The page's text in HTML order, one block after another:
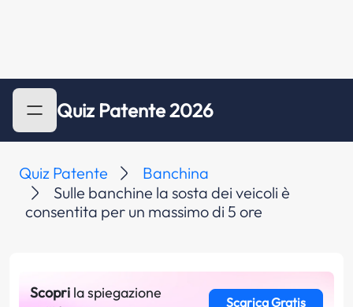
Quiz Patente 2026
Quiz Patente
Banchina
Sulle banchine la sosta dei veicoli è
consentita per un massimo di 5 ore
Scopri la spiegazione
Scarica Gratis